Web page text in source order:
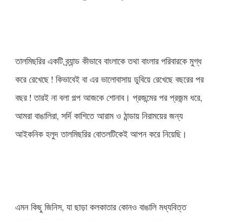
তালমিছরির একটি ব্র্যান্ড কীভাবে বাংলাকে তথা বাংলার পরিবারকে মুগ্ধ
করে রেখেছে ! কিভাবেই বা এর ভালোবাসায় ডুবিয়ে রেখেছে বছরের পর
বছর ! তারই না বলা গল্প আজকে শোনাব। প্রজন্মের পর প্রজন্ম ধরে,
আমরা বাঙালিরা, সর্দি কাশিতে আরাম ও ঠান্ডায় নিরাময়ের জন্য
আইকনিক হলুদ তালমিছরির বোতলটিকেই আপন করে নিয়েছি।
এমন কিছু জিনিস, যা ছাড়া কলকাতার কোনও বাঙালি মধ্যবিত্ত